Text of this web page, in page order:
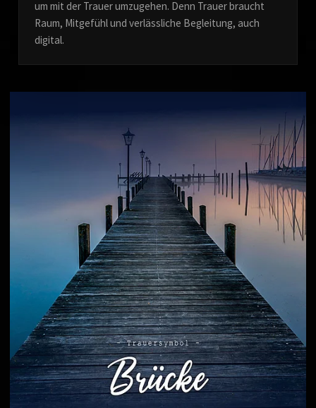
um mit der Trauer umzugehen. Denn Trauer braucht
Raum, Mitgefühl und verlässliche Begleitung, auch
digital.